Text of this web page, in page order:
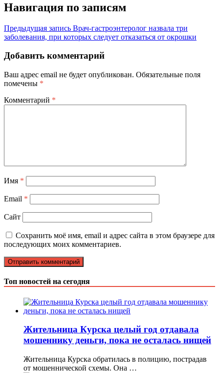
Навигация по записям
Предыдущая запись Врач-гастроэнтеролог назвала три
заболевания, при которых следует отказаться от окрошки
Добавить комментарий
Ваш адрес email не будет опубликован. Обязательные поля
помечены *
Комментарий *
Имя *
Email *
Сайт
Сохранить моё имя, email и адрес сайта в этом браузере для
последующих моих комментариев.
Топ новостей на сегодня
Жительница Курска целый год отдавала
мошеннику деньги, пока не осталась нищей
Жительница Курска обратилась в полицию, пострадав
от мошеннической схемы. Она …